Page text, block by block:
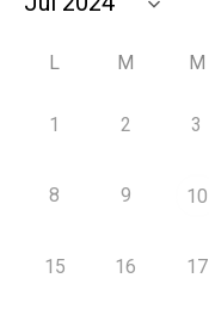
L M M
1 2 3
8 9 10
15 16 17